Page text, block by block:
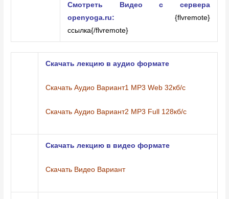
Смотреть Видео с сервера
openyoga.ru:{flvremote}
ссылка{/flvremote}
Скачать лекцию в аудио формате
Скачать Аудио Вариант1 MP3 Web 32кб/с
Скачать Аудио Вариант2 MP3 Full 128кб/с
Скачать лекцию в видео формате
Скачать Видео Вариант